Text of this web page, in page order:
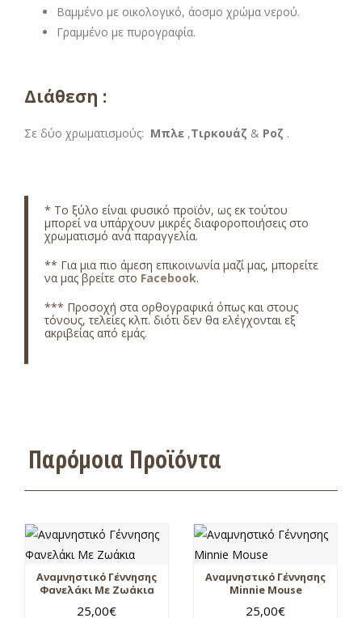
Βαμμένο με οικολογικό, άοσμο χρώμα νερού.
Γραμμένο με πυρογραφία.
Διάθεση :
Σε δύο χρωματισμούς: Μπλε ,Τιρκουάζ & Ροζ .
* Το ξύλο είναι φυσικό προϊόν, ως εκ τούτου
μπορεί να υπάρχουν μικρές διαφοροποιήσεις στο
χρωματισμό ανά παραγγελία.
** Για μια πιο άμεση επικοινωνία μαζί μας, μπορείτε
να μας βρείτε στο Facebook.
*** Προσοχή στα ορθογραφικά όπως και στους
τόνους, τελείες κλπ. διότι δεν θα ελέγχονται εξ
ακριβείας από εμάς.
Παρόμοια Προϊόντα
Αναμνηστικό Γέννησης
Φανελάκι Με Ζωάκια
25,00€
Αναμνηστικό Γέννησης
Minnie Mouse
25,00€